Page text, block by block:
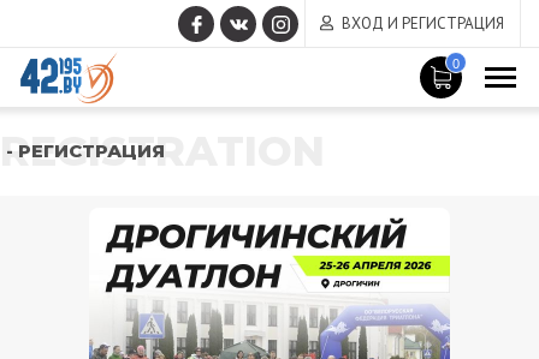
ВХОД И РЕГИСТРАЦИЯ
0
REGISTRATION
- РЕГИСТРАЦИЯ